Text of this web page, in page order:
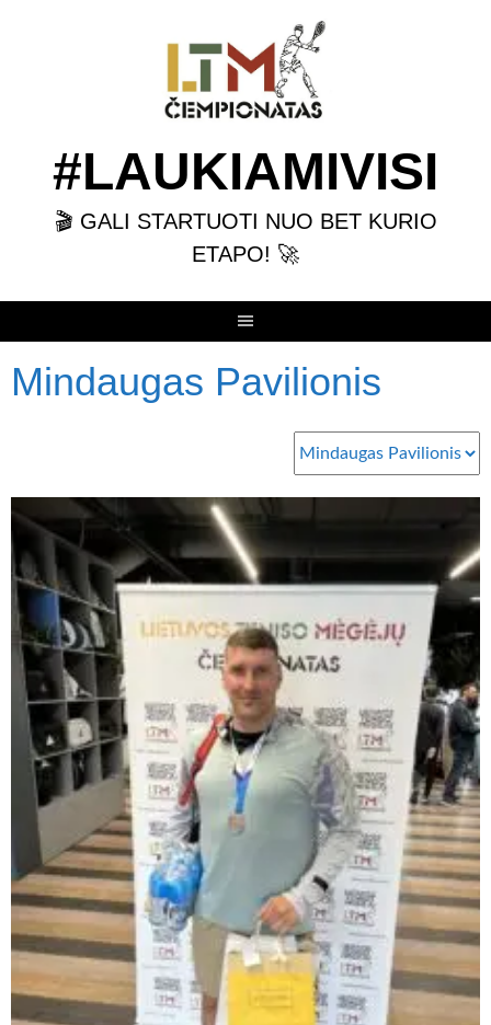
#LAUKIAMIVISI
🎬 GALI STARTUOTI NUO BET KURIO
ETAPO! 🚀
Mindaugas Pavilionis